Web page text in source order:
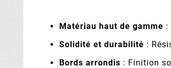
Matériau haut de gamme :
Solidité et durabilité :
Bords arrondis : Finition